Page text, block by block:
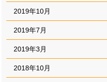
2019年10月
2019年7月
2019年3月
2018年10月